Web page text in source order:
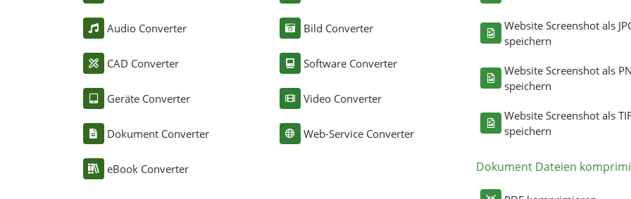
Audio Converter
CAD Converter
Geräte Converter
Dokument Converter
eBook Converter
Bild Converter
Software Converter
Video Converter
Web-Service Converter
Website Screenshot als
speichern
Website Screenshot als
speichern
Website Screenshot als
speichern
Dokument Dateien